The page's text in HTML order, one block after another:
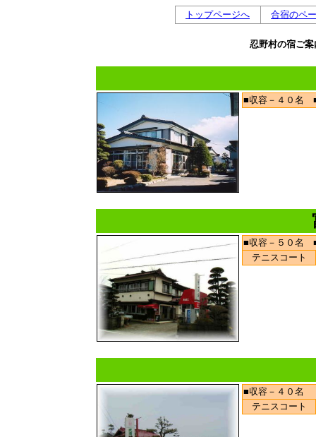
トップページへ 合宿のペ
忍野村の宿ご
■収容－４０名
■収容－５０名
テニスコート
■収容－４０名
テニスコート